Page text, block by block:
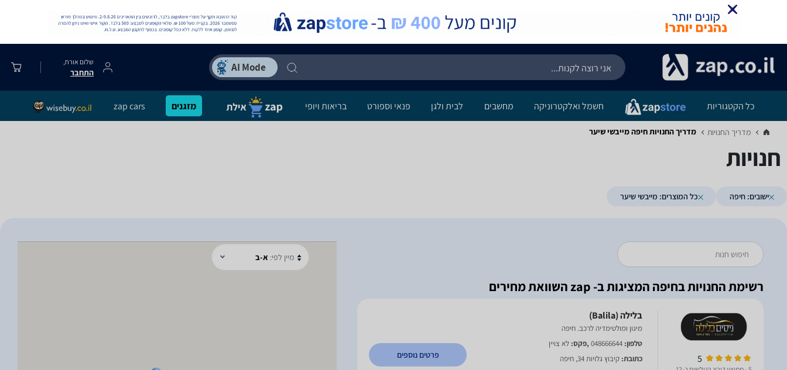
שלום אורח,
התחבר
כל הקטגוריות חשמל ואלקטרוניקה מחשבים לבית ולגן פנאי וספורט בריאות ויופי מזגנים zap cars
מדריך החנויות‏ מדריך החנויות ‏חיפה ‏מייבשי שיער
חנויות
ישובים: חיפה כל המוצרים: מייבשי שיער
מיין לפי: א-ב
רשימת החנויות בחיפה המציגות ב- zap השוואת מחירים
5
מיגון ומולטימדיה לרכב. חיפה
טלפון: 048666644,פקס: לא צויין
כתובת: קיבוץ גלויות 34, חיפה
פרטים נוספים